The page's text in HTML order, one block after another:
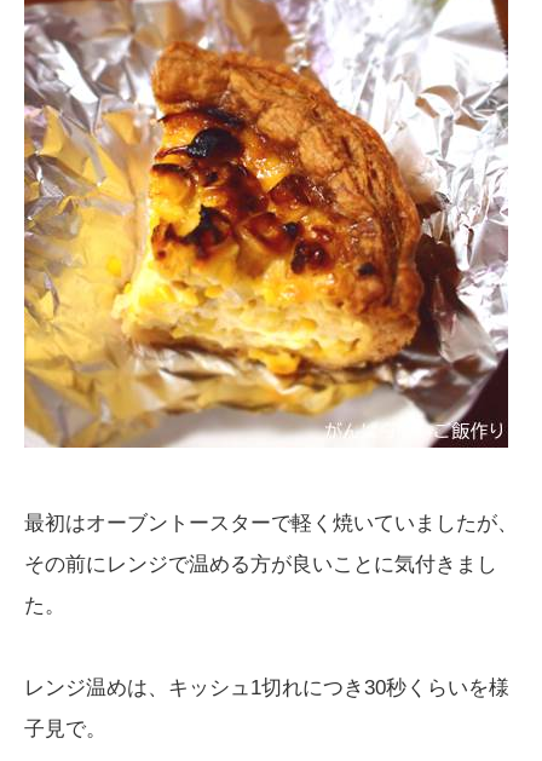
最初はオーブントースターで軽く焼いていましたが、
その前にレンジで温める方が良いことに気付きまし
た。
レンジ温めは、キッシュ1切れにつき30秒くらいを様
子見で。